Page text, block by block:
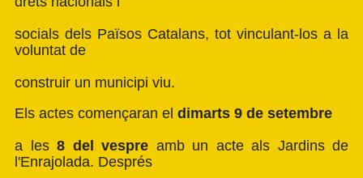
socials dels Països Catalans, tot vinculant-los a la
voluntat de
construir un municipi viu.
Els actes començaran el dimarts 9 de setembre
a les 8 del vespre amb un acte als Jardins de
l'Enrajolada. Després